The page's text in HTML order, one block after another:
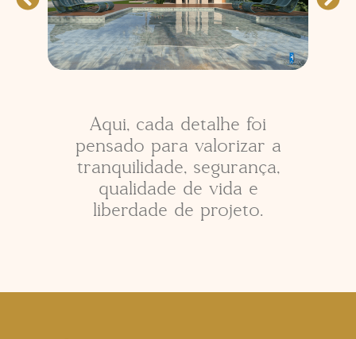
Aqui, cada detalhe foi
pensado para valorizar a
tranquilidade, segurança,
qualidade de vida e
liberdade de projeto.